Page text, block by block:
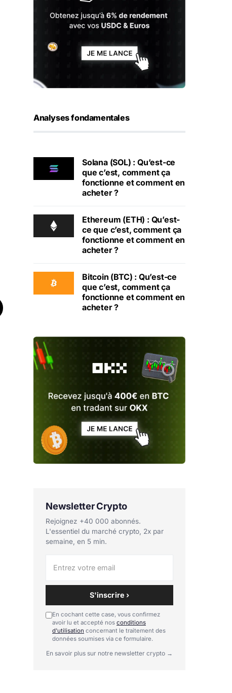
Analyses fondamentales
Solana (SOL) : Qu’est-ce
que c’est, comment ça
fonctionne et comment en
acheter ?
Ethereum (ETH) : Qu’est-
ce que c’est, comment ça
fonctionne et comment en
acheter ?
Bitcoin (BTC) : Qu’est-ce
que c’est, comment ça
fonctionne et comment en
acheter ?
Newsletter Crypto
Rejoignez +40 000 abonnés.
L'essentiel du marché crypto, 2x par
semaine, en 5 min.
S'inscrire ›
En cochant cette case, vous confirmez
avoir lu et accepté nos conditions
d'utilisation concernant le traitement des
données soumises via ce formulaire.
En savoir plus sur notre newsletter crypto →